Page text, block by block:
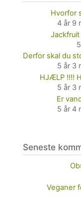
Hvorfor
4 år 9
Derfor skal du
5 år 3
HJÆLP !!!!
5 år 3
Er
5 år 4
Seneste
Veganer